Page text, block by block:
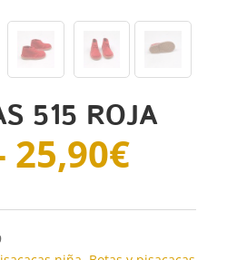
515 ROJA
25,90€de
desde